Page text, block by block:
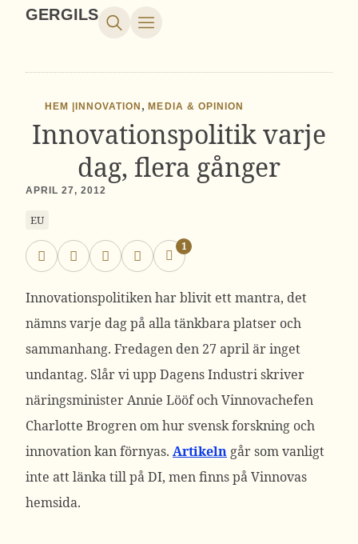
GERGILS
HEM | INNOVATION , MEDIA & OPINION
Innovationspolitik varje
dag, flera gånger
APRIL 27, 2012
EU
1
Innovationspolitiken har blivit ett mantra, det
nämns varje dag på alla tänkbara platser och
sammanhang. Fredagen den 27 april är inget
undantag. Slår vi upp Dagens Industri skriver
näringsminister Annie Lööf och Vinnovachefen
Charlotte Brogren om hur svensk forskning och
innovation kan förnyas. Artikeln går som vanligt
inte att länka till på DI, men finns på Vinnovas
hemsida.